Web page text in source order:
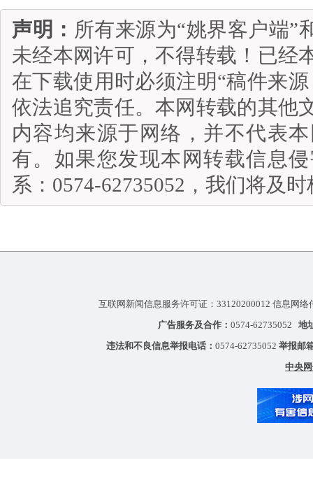
声明： 所有来源为“姚界客户端”
未经本网许可，不得转载！已经
在下载使用时必须注明“稿件来
依法追究责任。本网转载的其他
内容均来源于网络，并不代表
有。如果您发现本网转载信息
系：0574-62735052，我们将及
互联网新闻信息服务许可证：33120200012 信息网
广告服务及合作： 0574-62735052 地
违法和不良信息举报电话： 0574-62735052 举报邮
中央